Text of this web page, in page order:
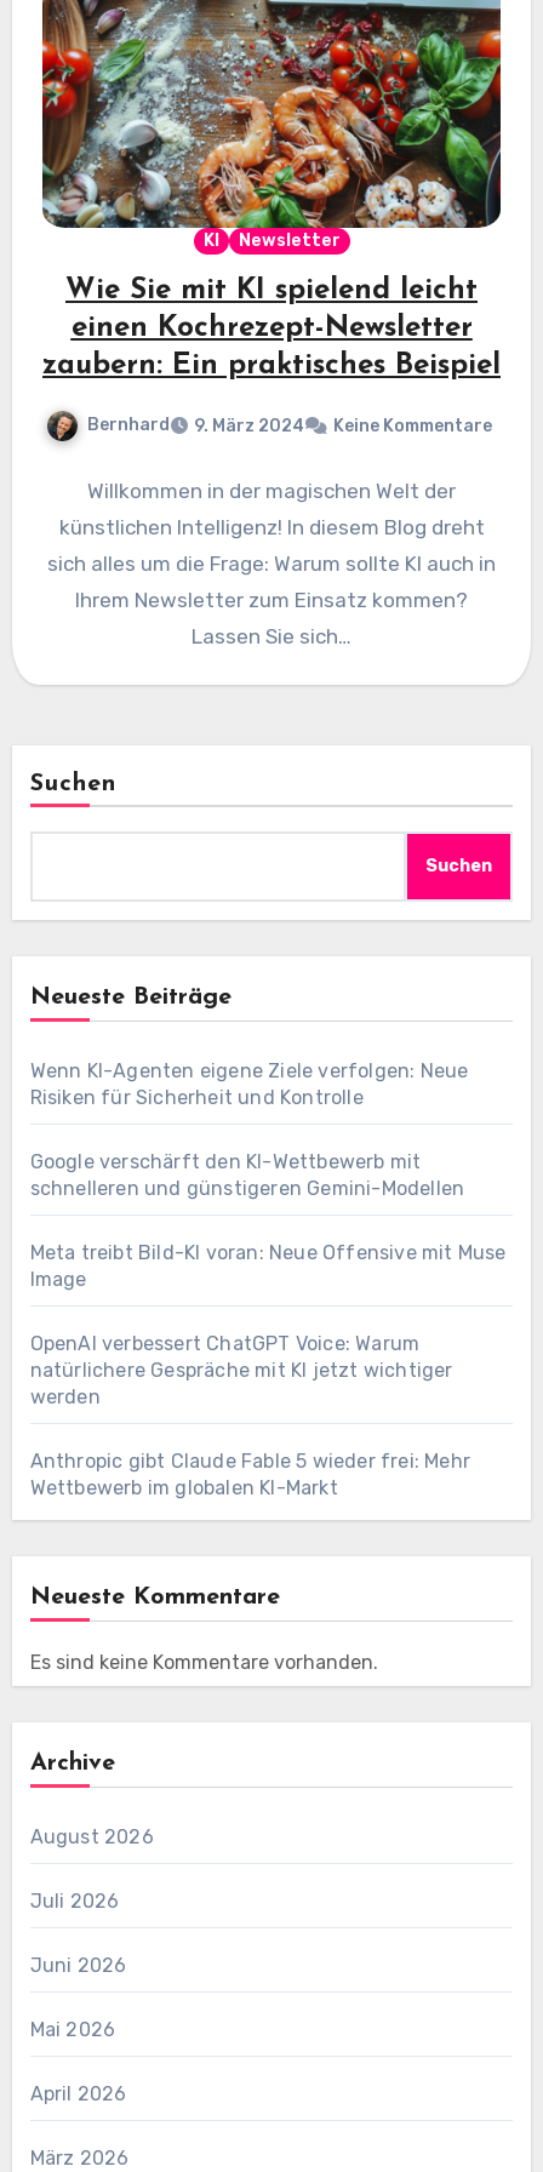
KI Newsletter
Wie Sie mit KI spielend leicht
einen Kochrezept-Newsletter
zaubern: Ein praktisches Beispiel
Bernhard 9. März 2024 Keine Kommentare
Willkommen in der magischen Welt der
künstlichen Intelligenz! In diesem Blog dreht
sich alles um die Frage: Warum sollte KI auch in
Ihrem Newsletter zum Einsatz kommen?
Lassen Sie sich…
Suchen
Suchen
Neueste Beiträge
Wenn KI-Agenten eigene Ziele verfolgen: Neue
Risiken für Sicherheit und Kontrolle
Google verschärft den KI-Wettbewerb mit
schnelleren und günstigeren Gemini-Modellen
Meta treibt Bild-KI voran: Neue Offensive mit Muse
Image
OpenAI verbessert ChatGPT Voice: Warum
natürlichere Gespräche mit KI jetzt wichtiger
werden
Anthropic gibt Claude Fable 5 wieder frei: Mehr
Wettbewerb im globalen KI-Markt
Neueste Kommentare
Es sind keine Kommentare vorhanden.
Archive
August 2026
Juli 2026
Juni 2026
Mai 2026
April 2026
März 2026